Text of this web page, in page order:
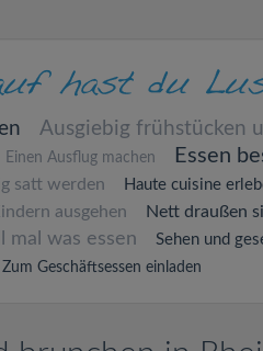
Ausgiebig frühstücken
Einen Ausflug machen Essen
satt werden Haute cuisine
ausgehen Nett draußen
mal was essen Sehen und
Zum Geschäftsessen einladen